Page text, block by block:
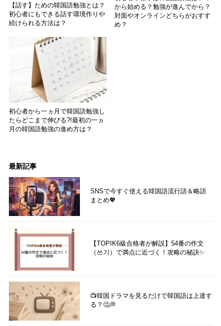
【話す】ための韓国語勉強とは？
初心者にもできる話す環境作りや
続けられる方法は？
から始める？勉強が進んでから？
対面やオンラインどちらがおすす
め？
初心者から一ヵ月で韓国語勉強し
たらどこまで伸びる?!最初の一ヵ
月の韓国語勉強の進め方は？
最新記事
SNSで今すぐ使える韓国語流行語＆略語
まとめ💖
【TOPIK6級合格者が解説】54番の作文
（쓰기）で満点に近づく！攻略の秘訣✨
📺韓国ドラマを見るだけで韓国語は上達す
る？🤔💭